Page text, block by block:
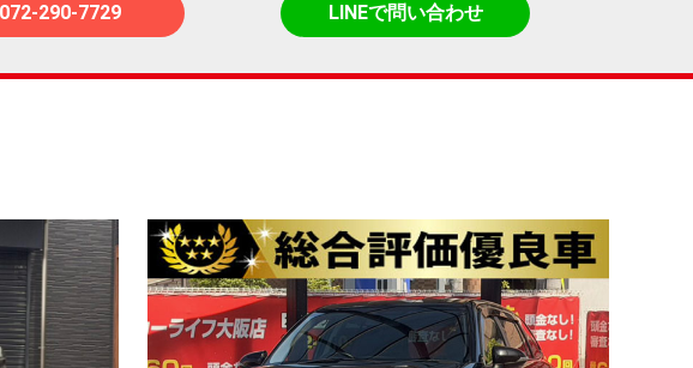
072-290-7729 LINEで問い合わせ